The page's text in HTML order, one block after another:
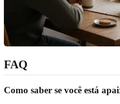
FAQ
Como saber se você está